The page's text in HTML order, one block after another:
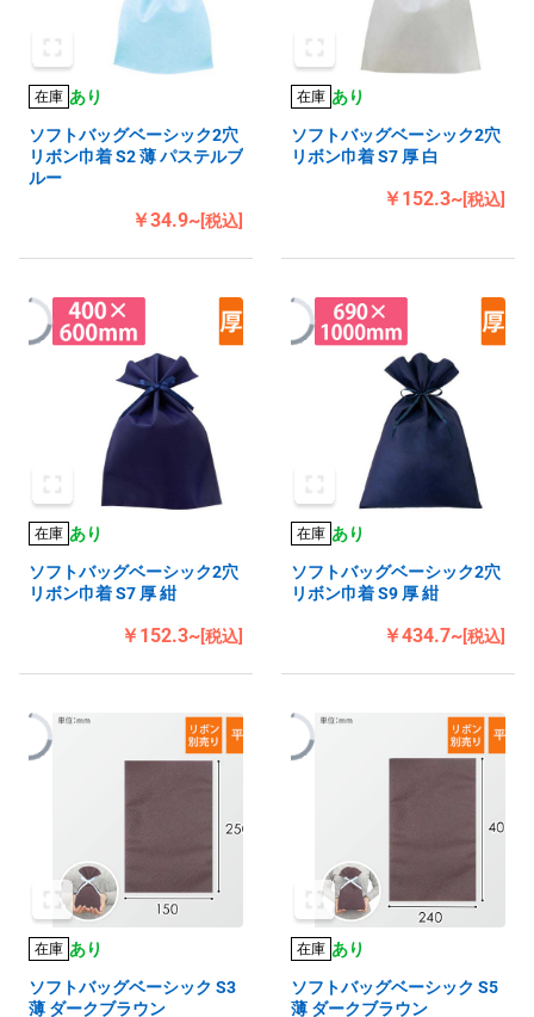
在庫 あり
ソフトバッグベーシック2穴
リボン巾着 S2 薄 パステルブ
ルー
￥34.9~[税込]
在庫 あり
ソフトバッグベーシック2穴
リボン巾着 S7 厚 白
￥152.3~[税込]
在庫 あり
ソフトバッグベーシック2穴
リボン巾着 S7 厚 紺
￥152.3~[税込]
在庫 あり
ソフトバッグベーシック2穴
リボン巾着 S9 厚 紺
￥434.7~[税込]
在庫 あり
ソフトバッグベーシック S3
薄 ダークブラウン
在庫 あり
ソフトバッグベーシック S5
薄 ダークブラウン